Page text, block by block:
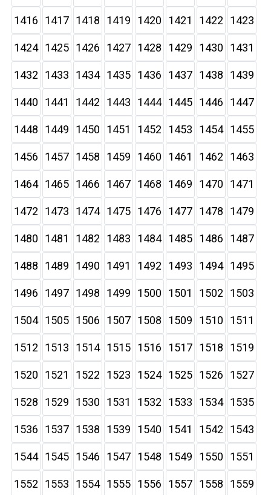
1416 1417 1418 1419 1420 1421 1422 1423
1424 1425 1426 1427 1428 1429 1430 1431
1432 1433 1434 1435 1436 1437 1438 1439
1440 1441 1442 1443 1444 1445 1446 1447
1448 1449 1450 1451 1452 1453 1454 1455
1456 1457 1458 1459 1460 1461 1462 1463
1464 1465 1466 1467 1468 1469 1470 1471
1472 1473 1474 1475 1476 1477 1478 1479
1480 1481 1482 1483 1484 1485 1486 1487
1488 1489 1490 1491 1492 1493 1494 1495
1496 1497 1498 1499 1500 1501 1502 1503
1504 1505 1506 1507 1508 1509 1510 1511
1512 1513 1514 1515 1516 1517 1518 1519
1520 1521 1522 1523 1524 1525 1526 1527
1528 1529 1530 1531 1532 1533 1534 1535
1536 1537 1538 1539 1540 1541 1542 1543
1544 1545 1546 1547 1548 1549 1550 1551
1552 1553 1554 1555 1556 1557 1558 1559